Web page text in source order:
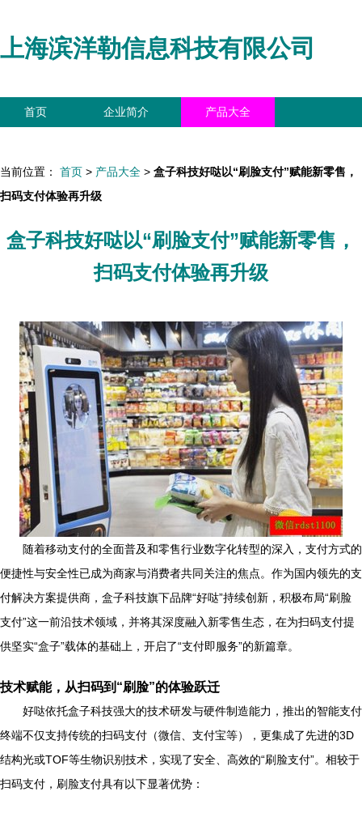
上海滨洋勒信息科技有限公司
首页 企业简介 产品大全
当前位置： 首页 > 产品大全 > 盒子科技好哒以“刷脸支付”赋能新零售，
扫码支付体验再升级
盒子科技好哒以“刷脸支付”赋能新零售，
扫码支付体验再升级
随着移动支付的全面普及和零售行业数字化转型的深入，支付方式的
便捷性与安全性已成为商家与消费者共同关注的焦点。作为国内领先的支
付解决方案提供商，盒子科技旗下品牌“好哒”持续创新，积极布局“刷脸
支付”这一前沿技术领域，并将其深度融入新零售生态，在为扫码支付提
供坚实“盒子”载体的基础上，开启了“支付即服务”的新篇章。
技术赋能，从扫码到“刷脸”的体验跃迁
好哒依托盒子科技强大的技术研发与硬件制造能力，推出的智能支付
终端不仅支持传统的扫码支付（微信、支付宝等），更集成了先进的3D
结构光或TOF等生物识别技术，实现了安全、高效的“刷脸支付”。相较于
扫码支付，刷脸支付具有以下显著优势：